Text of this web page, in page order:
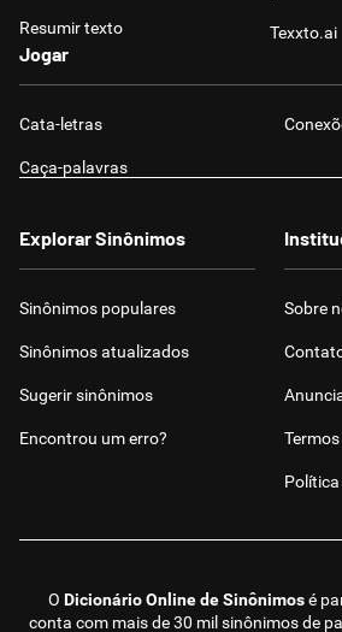
Resumir texto Texxto.ai
Jogar
Cata-letras
Caça-palavras
O Dicionário Online de Sinônimosé
conta com mais de 30 mil sinônimos de
Explorar Sinônimos
Sinônimos populares
Sinônimos atualizados
Sugerir sinônimos
Encontrou um erro?
Sobre